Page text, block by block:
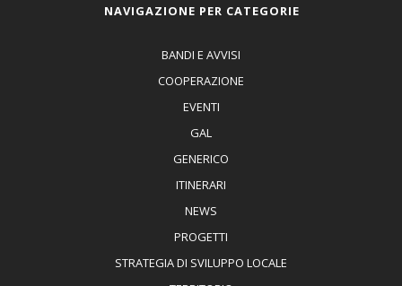
NAVIGAZIONE PER CATEGORIE
BANDI E AVVISI
COOPERAZIONE
EVENTI
GAL
GENERICO
ITINERARI
NEWS
PROGETTI
STRATEGIA DI SVILUPPO LOCALE